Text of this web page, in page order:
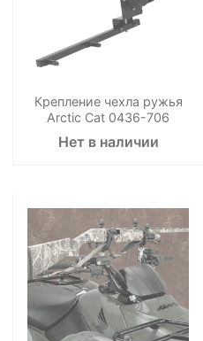
Крепление чехла ружья
Arctic Cat 0436-706
Нет в наличии